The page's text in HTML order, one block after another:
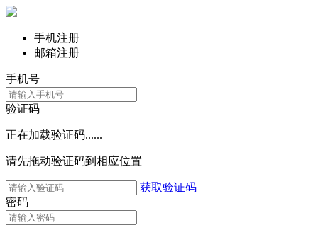
手机注册
邮箱注册
手机号
验证码
正在加载验证码......
请先拖动验证码到相应位置
获取验证码
密码